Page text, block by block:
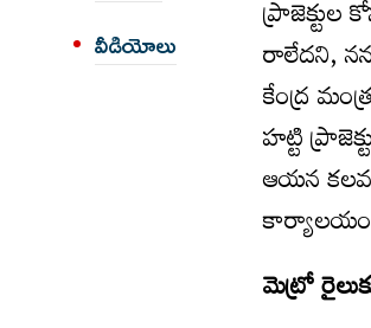
వీడియోలు
రాలేదని,
కేంద్ర
హట్టి
ఆయన
కార్యాలయం
మెట్రో